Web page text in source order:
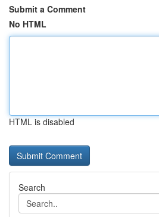
Submit a Comment
No HTML
HTML is disabled
Search